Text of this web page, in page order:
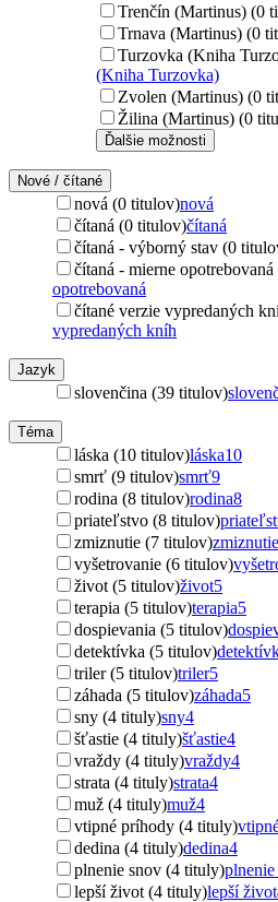
Trenčín (Martinus) (0
Trnava (Martinus) (0
Turzovka (Kniha
(Kniha Turzovka)
Zvolen (Martinus) (0
Žilina (Martinus) (0
Ďalšie možnosti
Nové / čítané
nová (0 titulov)nová
čítaná (0 titulov)čítaná
čítaná - výborný stav (0
čítaná - mierne
opotrebovaná
čítané verzie vypredaných
vypredaných kníh
Jazyk
slovenčina (39 titulov)
Téma
láska (10 titulov)láska10
smrť (9 titulov)smrť9
rodina (8 titulov)rodina8
priateľstvo (8 titulov)
zmiznutie (7 titulov)zmiznutie
vyšetrovanie (6 titulov)
život (5 titulov)život5
terapia (5 titulov)terapia5
dospievania (5 titulov)
detektívka (5 titulov)
triler (5 titulov)triler5
záhada (5 titulov)záhada5
sny (4 tituly)sny4
šťastie (4 tituly)šťastie4
vraždy (4 tituly)vraždy4
strata (4 tituly)strata4
muž (4 tituly)muž4
vtipné príhody (4 tituly)
dedina (4 tituly)dedina4
plnenie snov (4 tituly)
lepší život (4 tituly)lepší život